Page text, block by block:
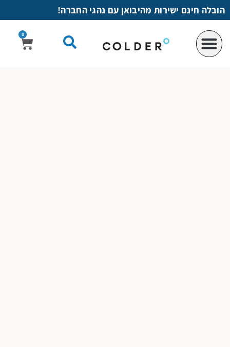
לתוכן
הובלה חינם ישירות מהיבואן עם נהגי החברה!
0